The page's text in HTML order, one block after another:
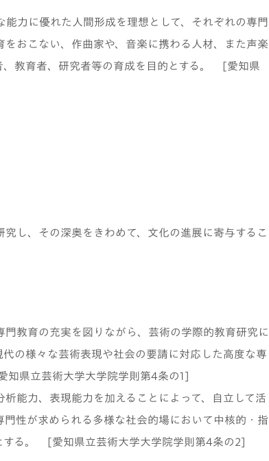
力に優れた人間形成を理想として、それぞれの専門
おこない、作曲家や、音楽に携わる人材、また声楽
、教育者、研究者等の育成を目的とする。 [愛知県
し、その深奥をきわめて、文化の進展に寄与するこ
教育の充実を図りながら、芸術の学際的教育研究に
の様々な芸術表現や社会の要請に対応した高度な専
県立芸術大学大学院学則第4条の1]
能力、表現能力を加えることによって、自立して活
性が求められる多様な社会的場において中核的・指
する。 [愛知県立芸術大学大学院学則第4条の2]